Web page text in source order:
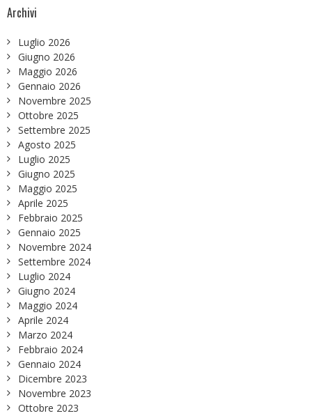
Archivi
Luglio 2026
Giugno 2026
Maggio 2026
Gennaio 2026
Novembre 2025
Ottobre 2025
Settembre 2025
Agosto 2025
Luglio 2025
Giugno 2025
Maggio 2025
Aprile 2025
Febbraio 2025
Gennaio 2025
Novembre 2024
Settembre 2024
Luglio 2024
Giugno 2024
Maggio 2024
Aprile 2024
Marzo 2024
Febbraio 2024
Gennaio 2024
Dicembre 2023
Novembre 2023
Ottobre 2023